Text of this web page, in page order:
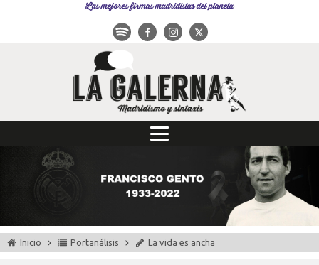
Las mejores firmas madridistas del planeta
Inicio Portanálisis La vida es ancha